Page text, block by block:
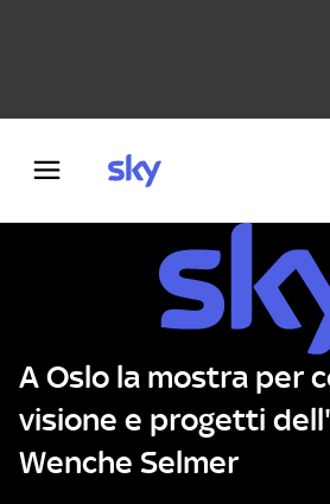
A Oslo la mostra per
visione e progetti
Wenche Selmer